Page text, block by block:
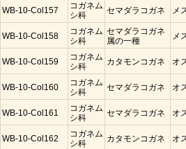
WB-10-Col157
コガネム
シ科
セマダラコガネ メ
WB-10-Col158
コガネム
シ科
セマダラコガネ
属の一種
メ
WB-10-Col159
コガネム
シ科
カタモンコガネ オ
WB-10-Col160
コガネム
シ科
セマダラコガネ オ
WB-10-Col161
コガネム
シ科
セマダラコガネ オ
WB-10-Col162
コガネム
シ科
カタモンコガネ オ